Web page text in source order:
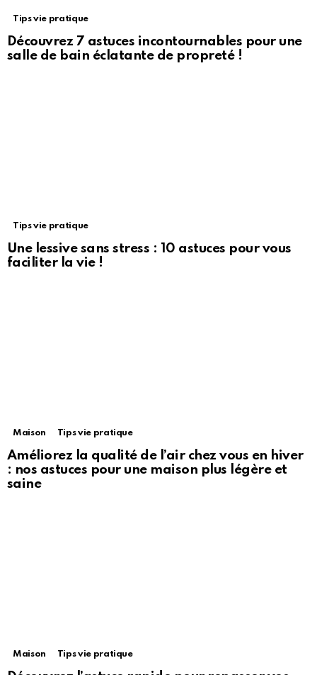
Tips vie pratique
Découvrez 7 astuces incontournables pour une
salle de bain éclatante de propreté !
Tips vie pratique
Une lessive sans stress : 10 astuces pour vous
faciliter la vie !
Maison Tips vie pratique
Améliorez la qualité de l’air chez vous en hiver
: nos astuces pour une maison plus légère et
saine
Maison Tips vie pratique